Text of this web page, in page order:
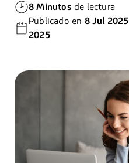
8 Minutos de lectura
Publicado en 8 Jul 2025
2025